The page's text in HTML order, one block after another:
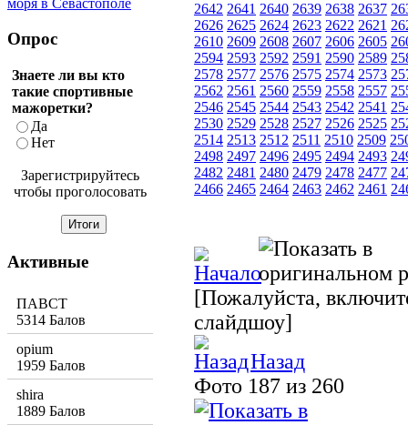
2642 2641 2640 2639 2638 2637
2626 2625 2624 2623 2622 2621
2610 2609 2608 2607 2606 2605
2594 2593 2592 2591 2590 2589
2578 2577 2576 2575 2574 2573
2562 2561 2560 2559 2558 2557
2546 2545 2544 2543 2542 2541
2530 2529 2528 2527 2526 2525
2514 2513 2512 2511 2510 2509
2498 2497 2496 2495 2494 2493
2482 2481 2480 2479 2478 2477
2466 2465 2464 2463 2462 2461
[Пожалуйста,
слайдшоу]
Назад
Фото 187 из 260
Опрос
Знаете ли вы кто
такие спортивные
мажоретки?
Да
Нет
Зарегистрируйтесь
чтобы проголосовать
Активные
ПАВСТ
5314 Балов
opium
1959 Балов
shira
1889 Балов